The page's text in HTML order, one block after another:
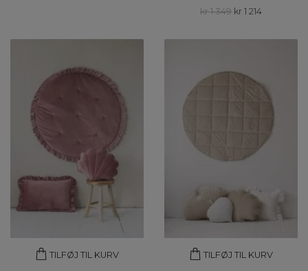
kr 1 349 kr 1 214
TILFØJ TIL KURV TILFØJ TIL KURV